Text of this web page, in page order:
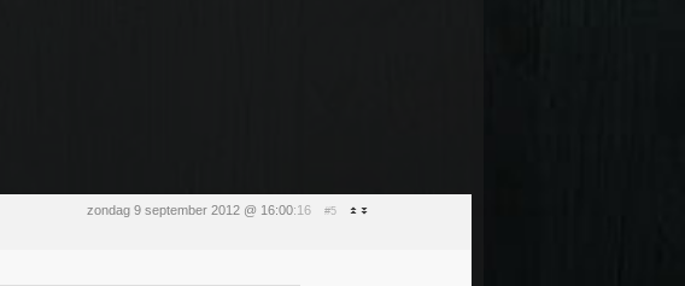
zondag 9 september 2012 @ 16:00:16 #5